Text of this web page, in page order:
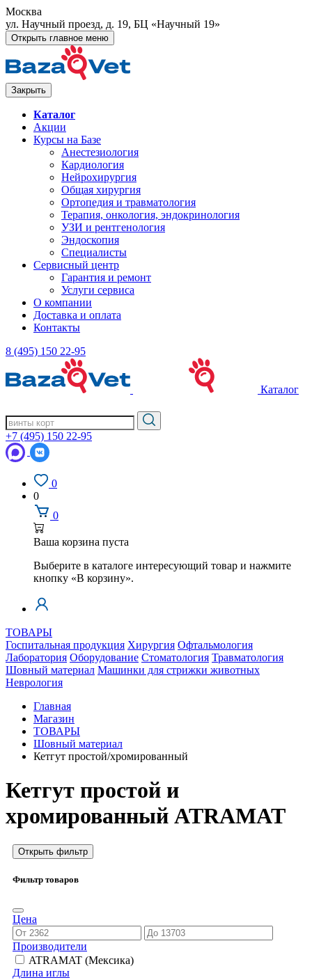
Москва
ул. Научный проезд, д. 19, БЦ «Научный 19»
Открыть главное меню
Закрыть
Каталог
Акции
Курсы на Базе
Анестезиология
Кардиология
Нейрохирургия
Общая хирургия
Ортопедия и травматология
Терапия, онкология, эндокринология
УЗИ и рентгенология
Эндоскопия
Специалисты
Сервисный центр
Гарантия и ремонт
Услуги сервиса
О компании
Доставка и оплата
Контакты
8 (495) 150 22-95
Каталог
+7 (495) 150 22-95
0
0
0
Ваша корзина пуста
Выберите в каталоге интересующий товар и нажмите
кнопку «В корзину».
ТОВАРЫ
Госпитальная продукция Хирургия Офтальмология
Лаборатория Оборудование Стоматология Травматология
Шовный материал Машинки для стрижки животных
Неврология
Главная
Магазин
ТОВАРЫ
Шовный материал
Кетгут простой/хромированный
Кетгут простой и
хромированный ATRAMAT
Открыть фильтр
Фильтр товаров
Цена
Производители
ATRAMAT (Мексика)
Длина иглы